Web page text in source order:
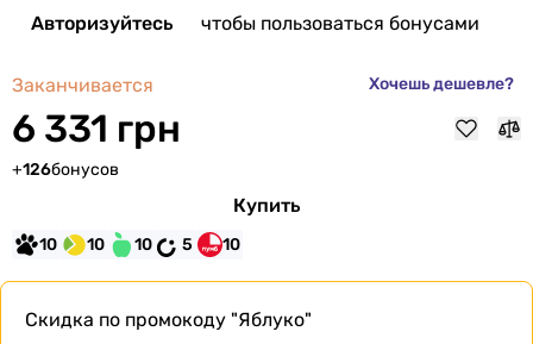
Авторизуйтесь чтобы пользоваться бонусами
Заканчивается Хочешь дешевле?
6 331 грн
+126бонусов
Купить
10 10 10 5 10
Скидка по промокоду "Яблуко"